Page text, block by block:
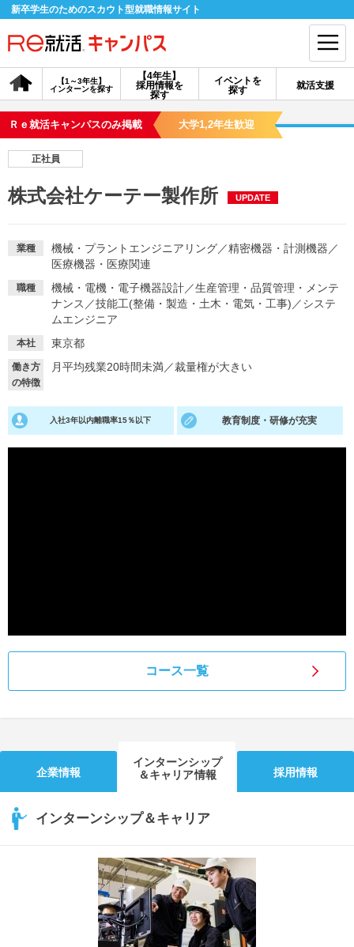
新卒学生のためのスカウト型就職情報サイト
【4年生】
採用情報を
探す
【1～3年生】
インターンを探す
イベントを
探す
就活支援
会員登録 ログイン
会員ID・パスワードを忘れた方はこちら
探す
イベントを探す スカウト お知らせ
就活ノウハウ・サポート
就活ノウハウが満載！ お役立ち記事・相談室など
Ｒｅ就活キャンパスのみ掲載 大学1,2年生歓迎
正社員
株式会社ケーテー製作所 UPDATE
業種 機械・プラントエンジニアリング／精密機器・計測機器 ／
医療機器・医療関連
職種 機械・電機・電子機器設計／生産管理・品質管理・メンテ
ナンス ／技能工(整備・製造・土木・電気・工事) ／システ
ムエンジニア
本社 東京都
働き方
の特徴
月平均残業20時間未満／裁量権が大きい
入社3年以内離職率15％以下 教育制度・研修が充実
コース一覧
企業情報
インターンシップ
＆キャリア情報
採用情報
インターンシップ＆キャリア